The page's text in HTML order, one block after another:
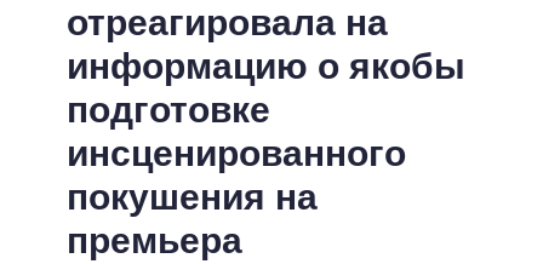
СОБЫТИЯ
СТАТЬИ
МНЕНИЯ
ОБЗОРЫ
ДАЙДЖЕСТЫ
ЭКОНОМИКА
ОБЩЕСТВО
ПОЛИТИКИ
ВСЕ ПОЛИТИКИ
ПРЕЗИДЕНТ И ОФИС
ВЕРХОВНАЯ РАДА
КАБИНЕТ МИНИСТРОВ
ГЛАВЫ ОБЛАДМИНИСТРАЦИЙ
ИНФОГРАФИКА
ВИДЕО
ПОДДЕРЖАТЬ
СРАВНЕНИЕ ПОЛИТИКОВ
отреагировала на
информацию о якобы
подготовке
инсценированного
покушения на
премьера